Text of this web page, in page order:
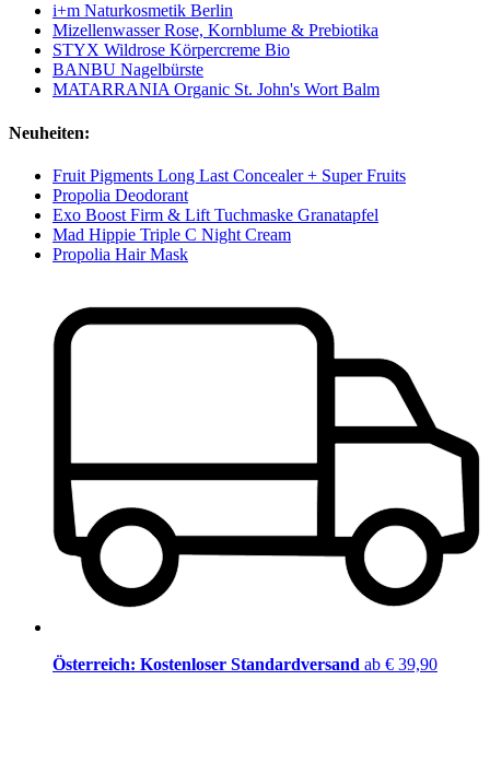
i+m Naturkosmetik Berlin
Mizellenwasser Rose, Kornblume & Prebiotika
STYX Wildrose Körpercreme Bio
BANBU Nagelbürste
MATARRANIA Organic St. John's Wort Balm
Neuheiten:
Fruit Pigments Long Last Concealer + Super Fruits
Propolia Deodorant
Exo Boost Firm & Lift Tuchmaske Granatapfel
Mad Hippie Triple C Night Cream
Propolia Hair Mask
Österreich: Kostenloser Standardversand ab € 39,90